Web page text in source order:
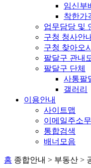
임신부
착한가
업무담당 및
구청 청사안
구청 찾아오
팔달구 관내
팔달구 단체
사통팔
갤러리
이용안내
사이트맵
이메일주소
통합검색
배너모음
홈 종합안내 > 부동산 >